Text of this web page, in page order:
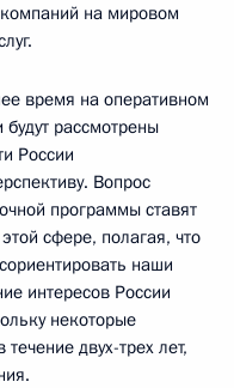
на мировом
время на оперативном
рассмотрены
России
Вопрос
программы ставят
сфере, полагая, что
наши
интересов России
некоторые
двух-трех лет,